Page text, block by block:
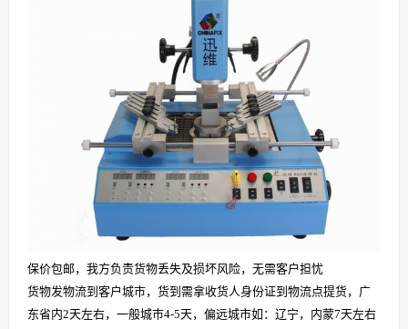
保价包邮，我方负责货物丢失及损坏风险，无需客户担忧
货物发物流到客户城市，货到需拿收货人身份证到物流点提货，广
东省内2天左右，一般城市4-5天，偏远城市如：辽宁，内蒙7天左右